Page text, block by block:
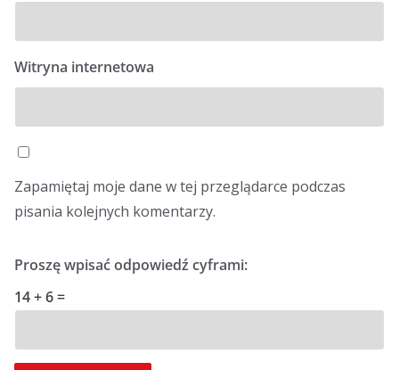
Witryna internetowa
Zapamiętaj moje dane w tej przeglądarce podczas
pisania kolejnych komentarzy.
Proszę wpisać odpowiedź cyframi:
14 + 6 =